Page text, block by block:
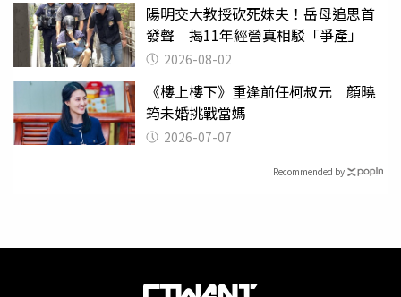
陽明交大教授砍死妹夫！岳母追思首
發聲 揭11年經營真相駁「爭產」
2026-08-02
《樓上樓下》重逢前任柯叔元 顏曉
筠未婚挑戰當媽
2026-07-07
Recommended by